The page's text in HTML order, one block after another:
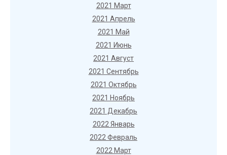
2021 Март
2021 Апрель
2021 Май
2021 Июнь
2021 Август
2021 Сентябрь
2021 Октябрь
2021 Ноябрь
2021 Декабрь
2022 Январь
2022 Февраль
2022 Март